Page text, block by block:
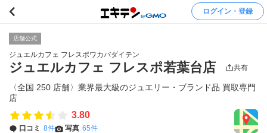
ログイン・登録
店舗公式
ジュエルカフェ フレスポワカバダイテン
ジュエルカフェ フレスポ若葉台店 共有
〈全国 250 店舗〉業界最大級のジュエリー・ブランド品 買取専門
店
3.80
口コミ 8件 写真 65件